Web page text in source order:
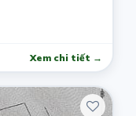
Xem chi tiết →